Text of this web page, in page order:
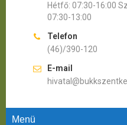
Hétfő: 07:30-16:00
07:30-13:00
Telefon
(46)/390-120
E-mail
Menü